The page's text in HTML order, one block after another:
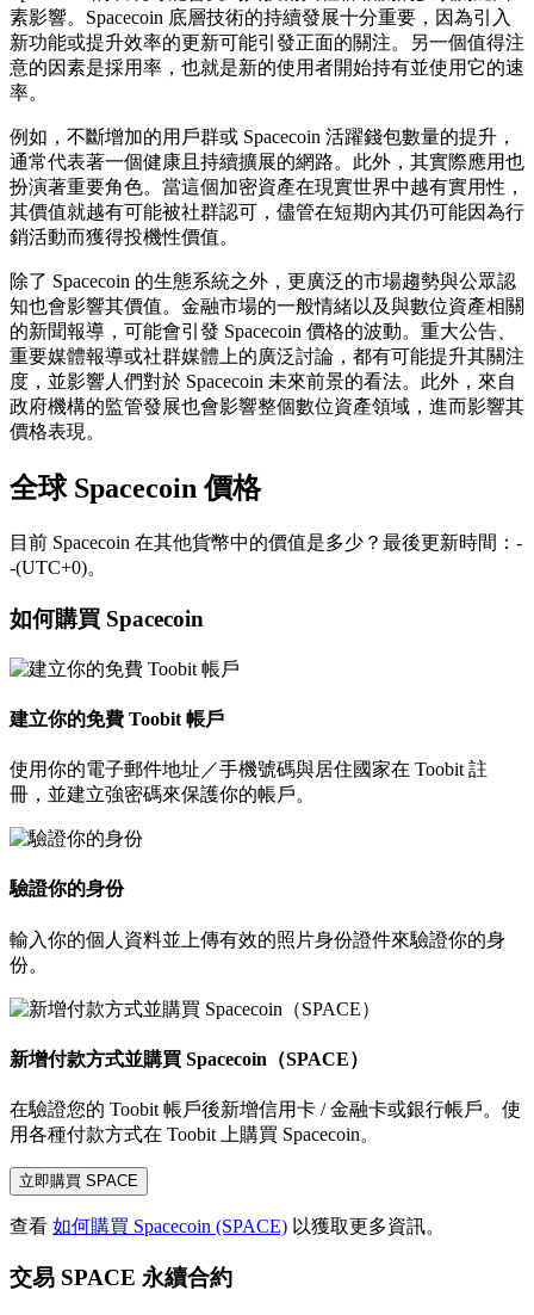
素影響。Spacecoin 底層技術的持續發展十分重要，因為引入
新功能或提升效率的更新可能引發正面的關注。另一個值得注
意的因素是採用率，也就是新的使用者開始持有並使用它的速
率。
例如，不斷增加的用戶群或 Spacecoin 活躍錢包數量的提升，
通常代表著一個健康且持續擴展的網路。此外，其實際應用也
扮演著重要角色。當這個加密資產在現實世界中越有實用性，
其價值就越有可能被社群認可，儘管在短期內其仍可能因為行
銷活動而獲得投機性價值。
除了 Spacecoin 的生態系統之外，更廣泛的市場趨勢與公眾認
知也會影響其價值。金融市場的一般情緒以及與數位資產相關
的新聞報導，可能會引發 Spacecoin 價格的波動。重大公告、
重要媒體報導或社群媒體上的廣泛討論，都有可能提升其關注
度，並影響人們對於 Spacecoin 未來前景的看法。此外，來自
政府機構的監管發展也會影響整個數位資產領域，進而影響其
價格表現。
全球 Spacecoin 價格
目前 Spacecoin 在其他貨幣中的價值是多少？最後更新時間：-
-(UTC+0)。
如何購買 Spacecoin
建立你的免費 Toobit 帳戶
使用你的電子郵件地址／手機號碼與居住國家在 Toobit 註
冊，並建立強密碼來保護你的帳戶。
驗證你的身份
輸入你的個人資料並上傳有效的照片身份證件來驗證你的身
份。
新增付款方式並購買 Spacecoin（SPACE）
在驗證您的 Toobit 帳戶後新增信用卡 / 金融卡或銀行帳戶。使
用各種付款方式在 Toobit 上購買 Spacecoin。
立即購買 SPACE
查看 如何購買 Spacecoin (SPACE) 以獲取更多資訊。
交易 SPACE 永續合約